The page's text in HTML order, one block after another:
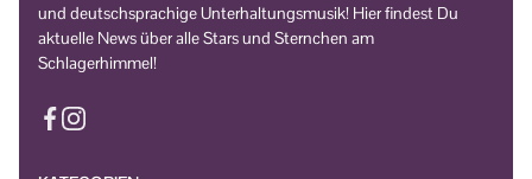
und deutschsprachige Unterhaltungsmusik! Hier findest Du
aktuelle News über alle Stars und Sternchen am
Schlagerhimmel!